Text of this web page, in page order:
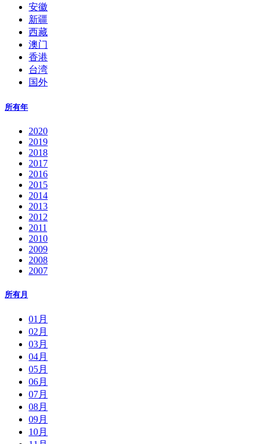
安徽
新疆
西藏
澳门
香港
台湾
国外
所有年
2020
2019
2018
2017
2016
2015
2014
2013
2012
2011
2010
2009
2008
2007
所有月
01月
02月
03月
04月
05月
06月
07月
08月
09月
10月